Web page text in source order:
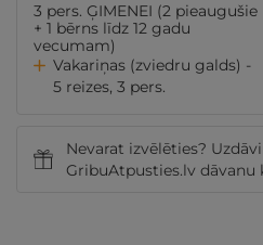
3 pers. ĢIMENEI (2 pieaugušie
+ 1 bērns līdz 12 gadu
vecumam)
Vakariņas (zviedru galds) -
5 reizes, 3 pers.
Nevarat izvēlēties?
GribuAtpusties.lv dāvanu